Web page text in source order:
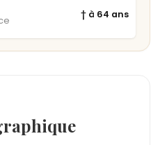
† à 64 ans